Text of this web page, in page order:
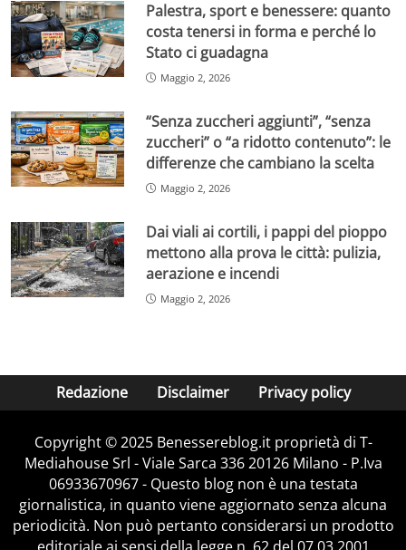
Palestra, sport e benessere: quanto
costa tenersi in forma e perché lo
Stato ci guadagna
Maggio 2, 2026
“Senza zuccheri aggiunti”, “senza
zuccheri” o “a ridotto contenuto”: le
differenze che cambiano la scelta
Maggio 2, 2026
Dai viali ai cortili, i pappi del pioppo
mettono alla prova le città: pulizia,
aerazione e incendi
Maggio 2, 2026
Redazione Disclaimer Privacy policy
Copyright © 2025 Benessereblog.it proprietà di T-
Mediahouse Srl - Viale Sarca 336 20126 Milano - P.Iva
06933670967 - Questo blog non è una testata
giornalistica, in quanto viene aggiornato senza alcuna
periodicità. Non può pertanto considerarsi un prodotto